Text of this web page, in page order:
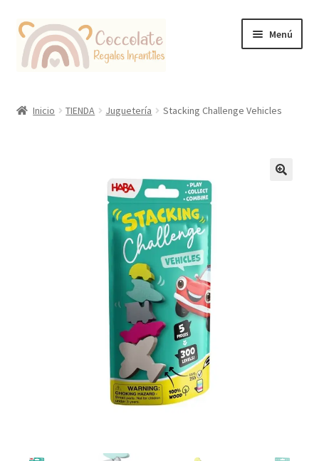
Ir
la
Ir
contenido
Menú
Inicio TIENDA Juguetería Stacking Challenge Vehicles